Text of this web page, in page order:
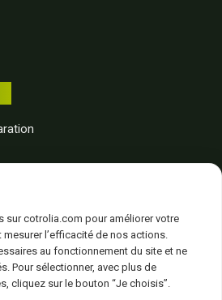
Mentions légales
sur cotrolia.com pour améliorer votre
l’efficacité de nos actions.
au fonctionnement du site et ne
Pour sélectionner, avec plus de
cliquez sur le bouton “Je choisis”.